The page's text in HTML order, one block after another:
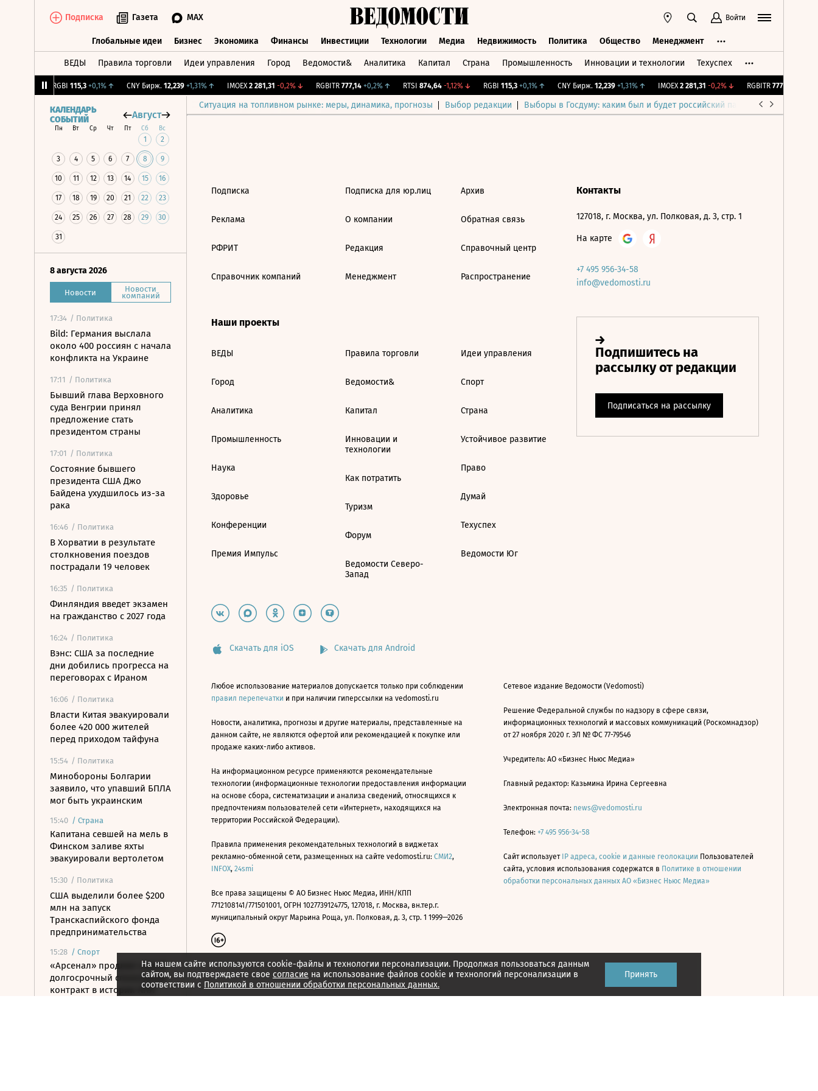
Подписка Газета MAX Войти
Глобальные идеи Бизнес Экономика Финансы Инвестиции Технологии Медиа Недвижимость Политика Общество Менеджмент
ВЕДЫ Правила торговли Идеи управления Город Ведомости& Аналитика Капитал Страна Промышленность Инновации и технологии Техуспех
RGBI 115,3 +0,1%↑ CNY Бирж. 12,239 +1,31%↑ IMOEX 2 281,31 -0,2%↓ RGBITR 777,14 +0,2%↑ RTSI 874,64 -1,12%↓ RGBI 115,3 +0,1%↑ CNY Бирж. 12,239 +1,31%↑ IMOEX 2 281,31 -0,2%↓ RGBITR 777,14
Ситуация на топливном рынке: меры, динамика, прогнозы Выбор редакции Выборы в Госдуму: каким был и будет российский парламент
КАЛЕНДАРЬ
СОБЫТИЙ
Август
Пн Вт Ср Чт Пт Сб Вс
1 2
3 4 5 6 7 8 9
10 11 12 13 14 15 16
17 18 19 20 21 22 23
24 25 26 27 28 29 30
31
8 августа 2026
Новости Новости
компаний
17:34 / Политика
Bild: Германия выслала
около 400 россиян с начала
конфликта на Украине
17:11 / Политика
Бывший глава Верховного
суда Венгрии принял
предложение стать
президентом страны
17:01 / Политика
Состояние бывшего
президента США Джо
Байдена ухудшилось из-за
рака
16:46 / Политика
В Хорватии в результате
столкновения поездов
пострадали 19 человек
16:35 / Политика
Финляндия введет экзамен
на гражданство с 2027 года
16:24 / Политика
Вэнс: США за последние
дни добились прогресса на
переговорах с Ираном
16:06 / Политика
Власти Китая эвакуировали
более 420 000 жителей
перед приходом тайфуна
15:54 / Политика
Минобороны Болгарии
заявило, что упавший БПЛА
мог быть украинским
15:40 / Страна
Капитана севшей на мель в
Финском заливе яхты
эвакуировали вертолетом
15:30 / Политика
США выделили более $200
млн на запуск
Транскаспийского фонда
предпринимательства
15:28 / Спорт
«Арсенал» продлил самый
долгосрочный спонсоркий
контракт в истории АПЛ
На нашем сайте используются cookie-файлы и технологии персонализации. Продолжая пользоваться данным
сайтом, вы подтверждаете свое согласие на использование файлов cookie и технологий персонализации в
соответствии с Политикой в отношении обработки персональных данных.
Принять
Подписка
Реклама
РФРИТ
Справочник компаний
Подписка для юр.лиц
О компании
Редакция
Менеджмент
Архив
Обратная связь
Справочный центр
Распространение
Наши проекты
ВЕДЫ
Город
Аналитика
Промышленность
Наука
Здоровье
Конференции
Премия Импульс
Правила торговли
Ведомости&
Капитал
Инновации и
технологии
Как потратить
Туризм
Форум
Ведомости Северо-
Запад
Идеи управления
Спорт
Страна
Устойчивое развитие
Право
Думай
Техуспех
Ведомости Юг
Контакты
127018, г. Москва, ул. Полковая, д. 3, стр. 1
На карте
+7 495 956-34-58
info@vedomosti.ru
Скачать для iOS Скачать для Android
Любое использование материалов допускается только при соблюдении
правил перепечатки и при наличии гиперссылки на vedomosti.ru
Новости, аналитика, прогнозы и другие материалы, представленные на
данном сайте, не являются офертой или рекомендацией к покупке или
продаже каких-либо активов.
На информационном ресурсе применяются рекомендательные
технологии (информационные технологии предоставления информации
на основе сбора, систематизации и анализа сведений, относящихся к
предпочтениям пользователей сети «Интернет», находящихся на
территории Российской Федерации).
Правила применения рекомендательных технологий в виджетах
рекламно-обменной сети, размещенных на сайте vedomosti.ru: СМИ2,
INFOX, 24smi
Все права защищены © АО Бизнес Ньюс Медиа, ИНН/КПП
7712108141/771501001, ОГРН 1027739124775, 127018, г. Москва, вн.тер.г.
муниципальный округ Марьина Роща, ул. Полковая, д. 3, стр. 1 1999—2026
Сетевое издание Ведомости (Vedomosti)
Решение Федеральной службы по надзору в сфере связи,
информационных технологий и массовых коммуникаций (Роскомнадзор)
от 27 ноября 2020 г. ЭЛ № ФС 77-79546
Учредитель: АО «Бизнес Ньюс Медиа»
Главный редактор: Казьмина Ирина Сергеевна
Электронная почта: news@vedomosti.ru
Телефон: +7 495 956-34-58
Сайт использует IP адреса, cookie и данные геолокации Пользователей
сайта, условия использования содержатся в Политике в отношении
обработки персональных данных АО «Бизнес Ньюс Медиа»